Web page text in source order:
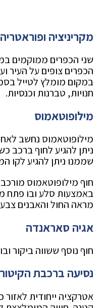
מקריניציה ופוראטריה
שני הכפרים ממוקמים
הכפרים צופים על העיר
במקום מומלץ לטייל
חנויות, טברנות וכנסיות.
מילופוטאמוס
מילופוטאמוס נחשב
ניתן להגיע לחוף ברכב
שממנו ניתן להגיע לקו
חוף מילופוטאמוס
באמצעות סלע ובו פתח
מראה החול והאבנים
אגיה סאראנדה
חוף נוסף ששווה ביקור
נסיעה ברכבת הקיטור
אטרקציה ייחודית